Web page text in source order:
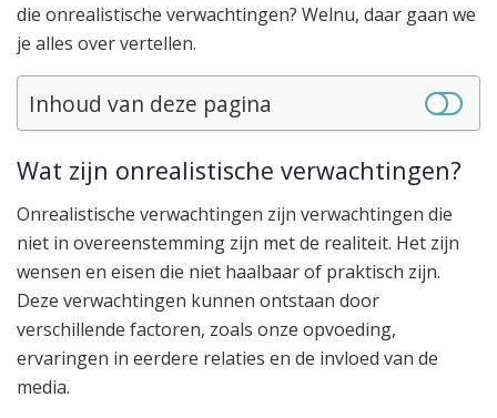
die onrealistische verwachtingen? Welnu, daar gaan we
je alles over vertellen.
Inhoud van deze pagina
Wat zijn onrealistische verwachtingen?
Onrealistische verwachtingen zijn verwachtingen die
niet in overeenstemming zijn met de realiteit. Het zijn
wensen en eisen die niet haalbaar of praktisch zijn.
Deze verwachtingen kunnen ontstaan door
verschillende factoren, zoals onze opvoeding,
ervaringen in eerdere relaties en de invloed van de
media.